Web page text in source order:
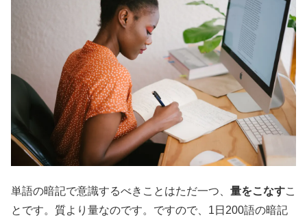
単語の暗記で意識するべきことはただ一つ、 量をこなすこ
とです。質より量なのです。ですので、1日200語の暗記